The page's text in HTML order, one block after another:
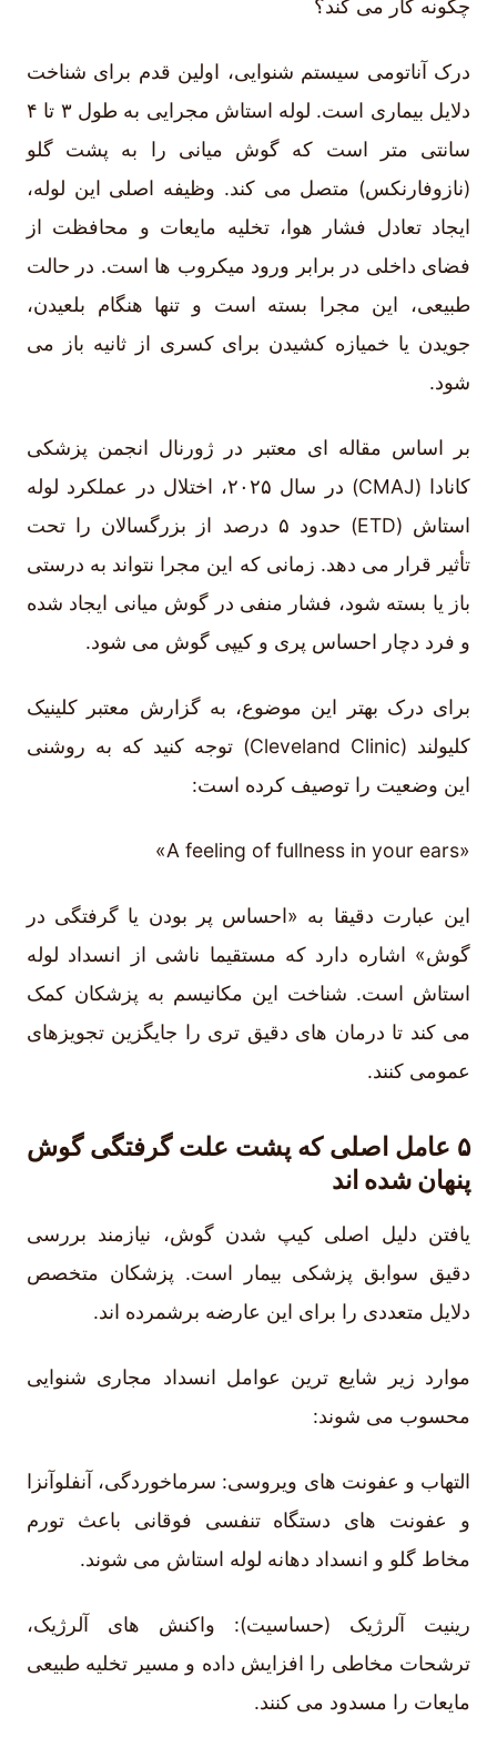
چگونه کار می کند؟
درک آناتومی سیستم شنوایی، اولین قدم برای شناخت
دلایل بیماری است. لوله استاش مجرایی به طول ۳ تا ۴
سانتی متر است که گوش میانی را به پشت گلو
(نازوفارنکس) متصل می کند. وظیفه اصلی این لوله،
ایجاد تعادل فشار هوا، تخلیه مایعات و محافظت از
فضای داخلی در برابر ورود میکروب ها است. در حالت
طبیعی، این مجرا بسته است و تنها هنگام بلعیدن،
جویدن یا خمیازه کشیدن برای کسری از ثانیه باز می
شود.
بر اساس مقاله ای معتبر در ژورنال انجمن پزشکی
کانادا (CMAJ) در سال ۲۰۲۵، اختلال در عملکرد لوله
استاش (ETD) حدود ۵ درصد از بزرگسالان را تحت
تأثیر قرار می دهد. زمانی که این مجرا نتواند به درستی
باز یا بسته شود، فشار منفی در گوش میانی ایجاد شده
و فرد دچار احساس پری و کیپی گوش می شود.
برای درک بهتر این موضوع، به گزارش معتبر کلینیک
کلیولند (Cleveland Clinic) توجه کنید که به روشنی
این وضعیت را توصیف کرده است:
«A feeling of fullness in your ears»
این عبارت دقیقا به «احساس پر بودن یا گرفتگی در
گوش» اشاره دارد که مستقیما ناشی از انسداد لوله
استاش است. شناخت این مکانیسم به پزشکان کمک
می کند تا درمان های دقیق تری را جایگزین تجویزهای
عمومی کنند.
۵ عامل اصلی که پشت علت گرفتگی گوش
پنهان شده اند
یافتن دلیل اصلی کیپ شدن گوش، نیازمند بررسی
دقیق سوابق پزشکی بیمار است. پزشکان متخصص
دلایل متعددی را برای این عارضه برشمرده اند.
موارد زیر شایع ترین عوامل انسداد مجاری شنوایی
محسوب می شوند:
التهاب و عفونت های ویروسی: سرماخوردگی، آنفلوآنزا
و عفونت های دستگاه تنفسی فوقانی باعث تورم
مخاط گلو و انسداد دهانه لوله استاش می شوند.
رینیت آلرژیک (حساسیت): واکنش های آلرژیک،
ترشحات مخاطی را افزایش داده و مسیر تخلیه طبیعی
مایعات را مسدود می کنند.